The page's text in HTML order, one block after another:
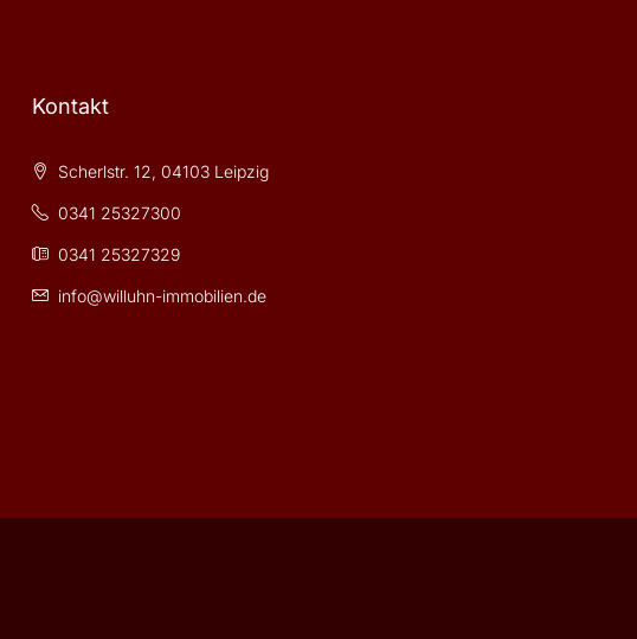
Kontakt
Scherlstr. 12, 04103 Leipzig
0341 25327300
0341 25327329
info@willuhn-immobilien.de